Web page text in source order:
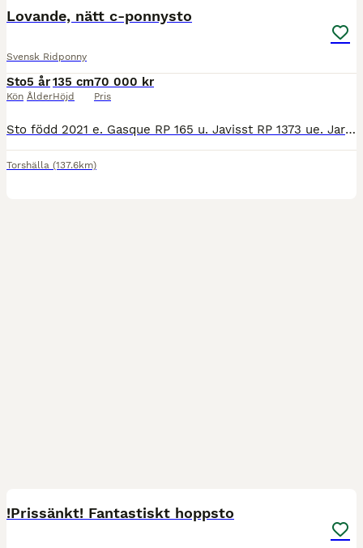
Lovande, nätt c-ponnysto
Svensk Ridponny
Sto
Kön
5 år
Ålder
135 cm
Höjd
70 000 kr
Pris
Sto född 2021 e. Gasque RP 165 u. Javisst RP 1373 ue. Jarno RP 145. Mycket välstammat sto som har en ljus framtid i valfri ridsportgren samt i avel. Gazanya är hemmamätt till 135 cm (2025) och är av nättare modell. Hon rör sig mycket trevligt med stort plus för traven och visar stor glädje vid löshoppning. Gazanya är en modig individ som är uppväxt på lösdrift, men kan st
Torshälla (137.6km)
!Prissänkt! Fantastiskt hoppsto